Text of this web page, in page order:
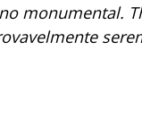
monumental.